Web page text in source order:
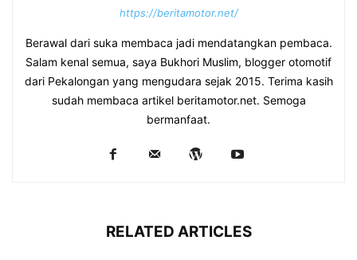
https://beritamotor.net/
Berawal dari suka membaca jadi mendatangkan pembaca.
Salam kenal semua, saya Bukhori Muslim, blogger otomotif
dari Pekalongan yang mengudara sejak 2015. Terima kasih
sudah membaca artikel beritamotor.net. Semoga
bermanfaat.
RELATED ARTICLES